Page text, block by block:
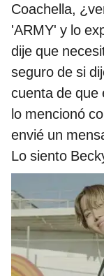
Coachella,
'ARMY' y lo
dije que
seguro de si
cuenta de que
lo mencionó
envié un
Lo siento